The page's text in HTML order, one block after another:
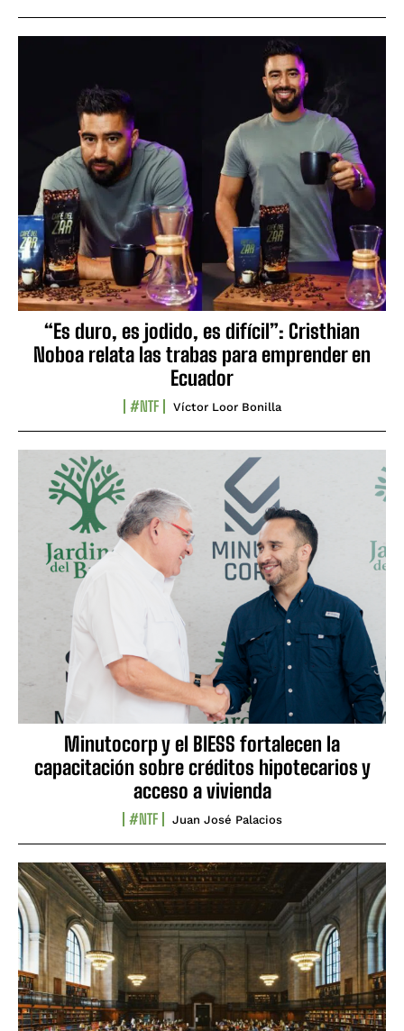
“Es duro, es jodido, es difícil”: Cristhian
Noboa relata las trabas para emprender en
Ecuador
#NTF Víctor Loor Bonilla
Minutocorp y el BIESS fortalecen la
capacitación sobre créditos hipotecarios y
acceso a vivienda
#NTF Juan José Palacios